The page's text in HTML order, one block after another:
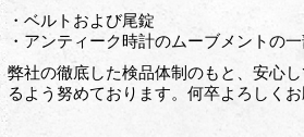
・ベルトおよび尾錠
・アンティーク時計のムーブメントの
弊社の徹底した検品体制のもと、安心
るよう努めております。何卒よろしくお